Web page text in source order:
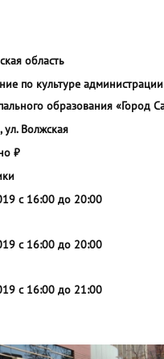
область
по культуре администрации
образования «Город
ул. Волжская
₽
с 16:00 до 20:00
с 16:00 до 20:00
с 16:00 до 21:00